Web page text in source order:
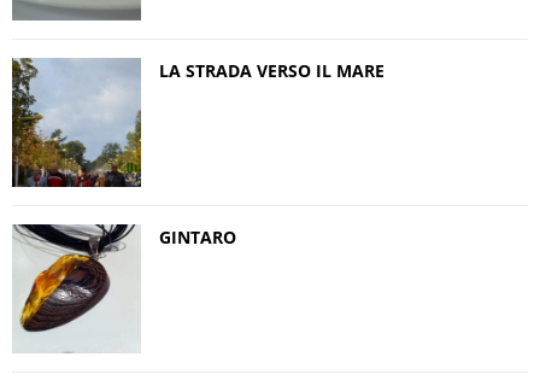
LA STRADA VERSO IL MARE
GINTARO